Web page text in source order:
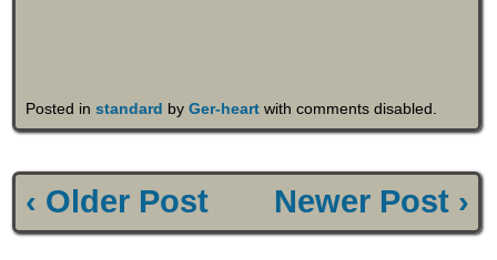
Posted in standard by Ger-heartwith comments disabled
‹ Older Post Newer Post ›